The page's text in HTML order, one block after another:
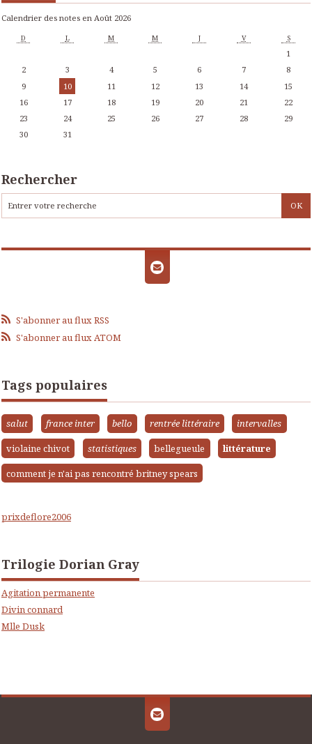
Calendrier des notes en Août 2026
D L M M J V S
1
2
3 4 5 6 7
8
9
10 11 12 13 14
15
16
17 18 19 20 21
22
23
24 25 26 27 28
29
30
31
Rechercher
S'abonner au flux RSS
S'abonner au flux ATOM
Tags populaires
salut france inter bello rentrée littéraire
intervalles
violaine chivot
statistiques bellegueule
littérature
comment je n'ai pas rencontré britney spears
prixdeflore2006
Trilogie Dorian Gray
Agitation permanente
Divin connard
Mlle Dusk